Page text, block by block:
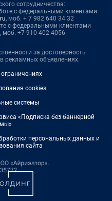
сотрудничества:
с федеральными клиентами
, моб. + 7 982 640 34 32
с федеральными клиентами
, моб. +7 910 402 4056
за достоверность
рекламных объявлениях.
cookies
системы
«Подписка без баннерной
персональных данных и
сайта